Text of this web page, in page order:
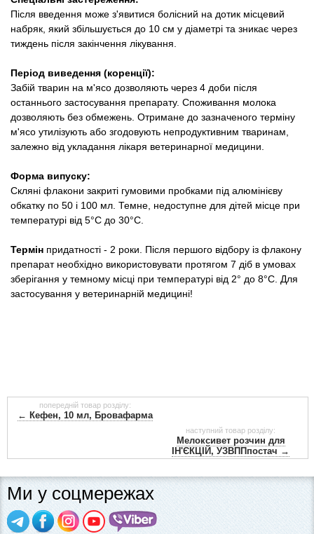
Після введення може з'явитися болісний на дотик місцевий
набряк, який збільшується до 10 см у діаметрі та зникає через
тиждень після закінчення лікування.
Період виведення (коренції):
Забій тварин на м'ясо дозволяють через 4 доби після
останнього застосування препарату. Споживання молока
дозволяють без обмежень. Отримане до зазначеного терміну
м'ясо утилізують або згодовують непродуктивним тваринам,
залежно від укладання лікаря ветеринарної медицини.
Форма випуску:
Скляні флакони закриті гумовими пробками під алюмінієву
обкатку по 50 і 100 мл. Темне, недоступне для дітей місце при
температурі від 5°С до 30°С.
Термін придатності - 2 роки. Після першого відбору із флакону
препарат необхідно використовувати протягом 7 діб в умовах
зберігання у темному місці при температурі від 2° до 8°С. Для
застосування у ветеринарній медицині!
попередній товар розділу:
← Кефен, 10 мл, Бровафарма
наступний товар розділу:
Мелоксивет розчин для
ІН'ЄКЦІЙ, УЗВППпостач →
Ми у соцмережах